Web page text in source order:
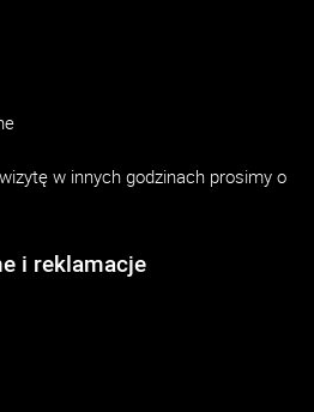
w innych godzinach prosimy o
i reklamacje